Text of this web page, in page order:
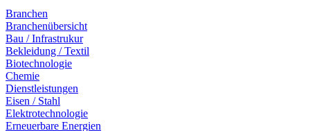
Branchen
Branchenübersicht
Bau / Infrastrukur
Bekleidung / Textil
Biotechnologie
Chemie
Dienstleistungen
Eisen / Stahl
Elektrotechnologie
Erneuerbare Energien